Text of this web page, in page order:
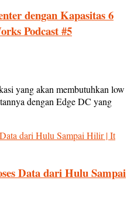
dengan Kapasitas 6
Podcast #5
yang akan membutuhkan low
dengan Edge DC yang
Data dari Hulu Sampai